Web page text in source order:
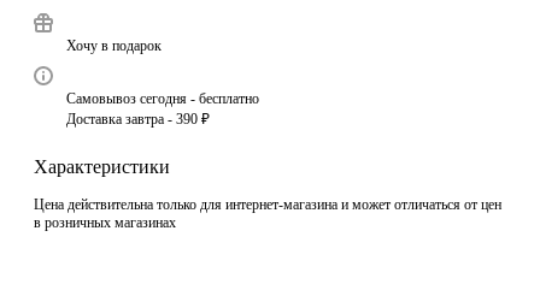
Хочу в подарок
Самовывоз сегодня - бесплатно
Доставка завтра - 390 ₽
Характеристики
Цена действительна только для интернет-магазина и может отличаться от цен
в розничных магазинах